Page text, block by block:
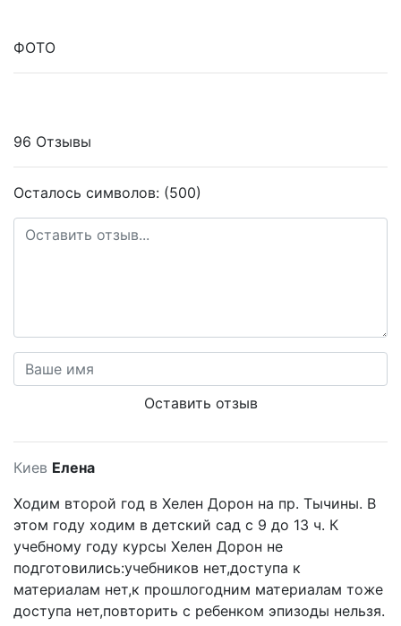
ФОТО
96 Отзывы
Осталось символов: (500)
Оставить отзыв
Киев Елена
Ходим второй год в Хелен Дорон на пр. Тычины. В
этом году ходим в детский сад с 9 до 13 ч. К
учебному году курсы Хелен Дорон не
подготовились:учебников нет,доступа к
материалам нет,к прошлогодним материалам тоже
доступа нет,повторить с ребенком эпизоды нельзя.